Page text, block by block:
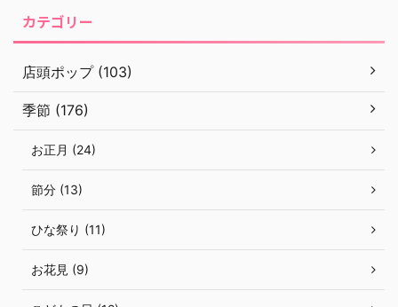
カテゴリー
店頭ポップ (103)
季節 (176)
お正月 (24)
節分 (13)
ひな祭り (11)
お花見 (9)